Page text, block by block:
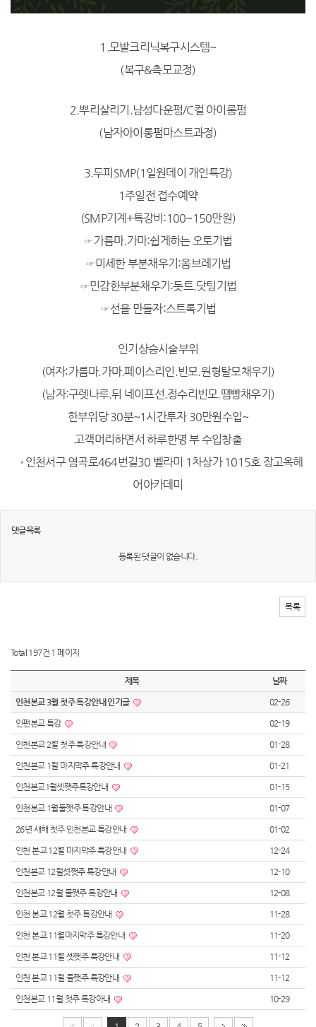
1.모발크리닉복구시스템~
(복구&측모교정)
2.뿌리살리기.남성다운펌/C컬 아이롱펌
(남자아이롱펌마스트과정)
3.두피SMP(1일원데이 개인특강)
1주일전 접수예약
(SMP기계+특강비:100~150만원)
☞가름마.가마:쉽게하는 오토기법
☞미세한 부분채우기:옴브레기법
☞민감한부분채우기:돗트.닷팅기법
☞선을 만들자:스트록기법
인기상승시술부위
(여자:가름마.가마.페이스리인.빈모.원형탈모채우기)
(남자:구렛나루.뒤 네이프선.정수리빈모.땜빵채우기)
한부위당 30분~1시간투자 30만원수입~
고객머리하면서 하루한명 부 수입창출
→ 인천서구 염곡로464번길30 벨라미 1차상가 1015호 장고옥헤
어아카데미
댓글목록
등록된 댓글이 없습니다.
목록
Total 197건 1 페이지
제목 날짜
인천본교 3월 첫주 특강안내 인기글 02-26
인펀본교 특강 02-19
인천본교 2월 첫주 특강안내 01-28
인천본교 1월 마지막주 특강안내 01-21
인천본교1월셋쨋주특강안내 01-15
인천본교 1월둘쨋주 특강안내 01-07
26년 새해 첫주 인천본교 특강안내 01-02
인천 본교 12월 마지막주 특강안내 12-24
인천본교 12월셋쨋주 특강안내 12-10
인천본교 12월 둘쨋주 특강안내 12-08
인천 본교 12월 첫주 특강안내 11-28
인천 본교 11월마지막주 특강안내 11-20
인천 본교 11월 셋쨋주 특강안내 11-12
인천 본교 11월 둘쨋주 특강안내 11-12
인천본교 11월 첫주 특강아내 10-29